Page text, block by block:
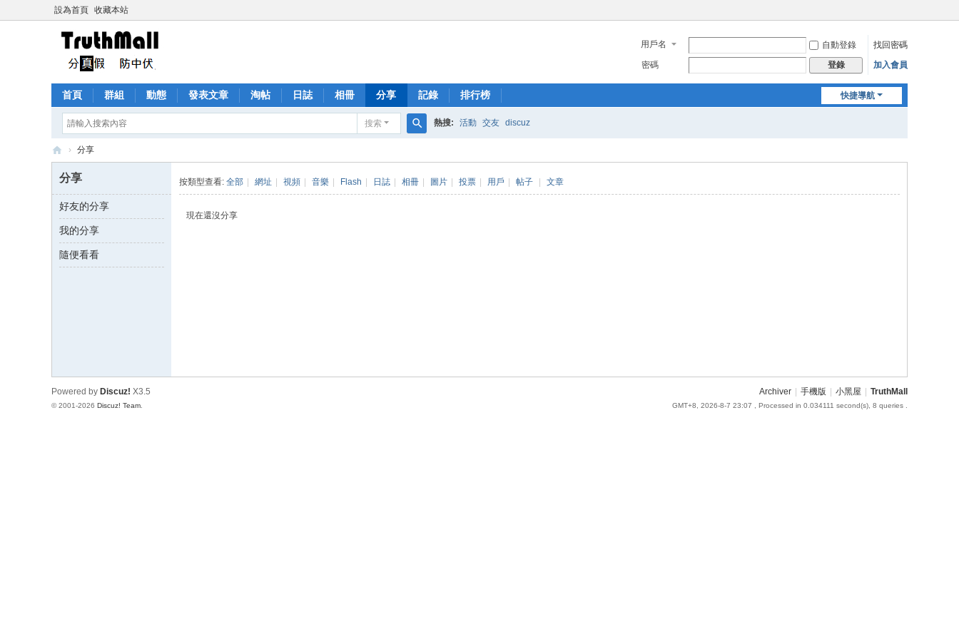
設為首頁 收藏本站
用戶名 自動登錄
找回密碼
密碼
登錄 加入會員
快捷導航
首頁 群組 動態 發表文章 淘帖 日誌 相冊 分享 記錄 排行榜
搜索
索
熱搜: 活動 交友 discuz
h
M
all
› 分享
分享
好友的分享
我的分享
隨便看看
按類型查看: 全部 網址 視頻 音樂 Flash 日誌 相冊 圖片 投票 用戶 帖子 文章
現在還沒分享
Archiver 手機版 小黑屋 TruthMall
GMT+8, 2026-8-7 23:07 , Processed in 0.034111 second(s), 8 queries .
Powered by Discuz! X3.5
© 2001-2026 Discuz! Team